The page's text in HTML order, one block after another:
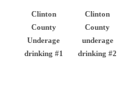
Clinton
County
Underage
drinking #1
Clinton
County
underage
drinking #2